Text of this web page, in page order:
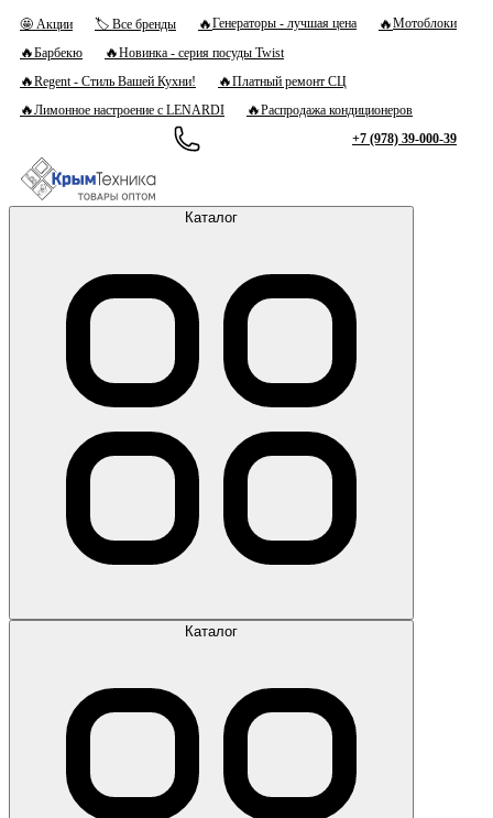
🤩 Акции 🏷 Все бренды 🔥Генераторы - лучшая цена 🔥Мотоблоки
🔥Барбекю 🔥Новинка - серия посуды Twist
🔥Regent - Стиль Вашей Кухни! 🔥Платный ремонт СЦ
🔥Лимонное настроение с LENARDI 🔥Распродажа кондиционеров
+7 (978) 39-000-39